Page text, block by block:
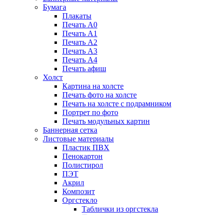
Бумага
Плакаты
Печать А0
Печать А1
Печать А2
Печать А3
Печать А4
Печать афиш
Холст
Картина на холсте
Печать фото на холсте
Печать на холсте с подрамником
Портрет по фото
Печать модульных картин
Баннерная сетка
Листовые материалы
Пластик ПВХ
Пенокартон
Полистирол
ПЭТ
Акрил
Композит
Оргстекло
Таблички из оргстекла